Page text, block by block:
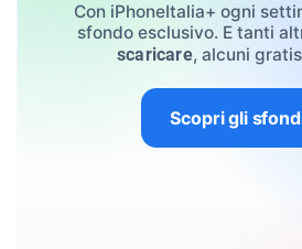
Con iPhoneItalia+ ogni
sfondo esclusivo. E tanti
scaricare, alcuni
Scopri gli